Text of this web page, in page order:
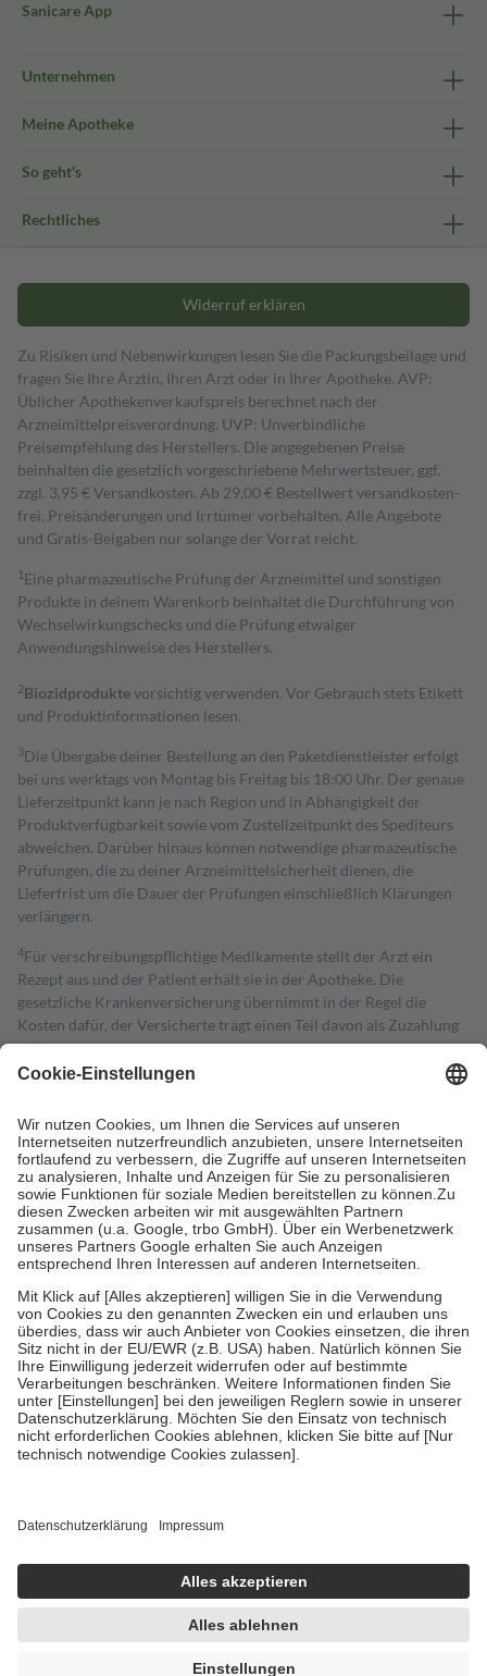
Sanicare App
Unternehmen
Meine Apotheke
So geht's
Rechtliches
Widerruf erklären
Zu Risiken und Nebenwirkungen lesen Sie die Packungsbeilage und
fragen Sie Ihre Ärztin, Ihren Arzt oder in Ihrer Apotheke. AVP:
Üblicher Apothekenverkaufspreis berechnet nach der
Arzneimittelpreisverordnung. UVP: Unverbindliche
Preisempfehlung des Herstellers. Die angegebenen Preise
beinhalten die gesetzlich vorgeschriebene Mehrwertsteuer, ggf.
zzgl. 3,95 € Versandkosten. Ab 29,00 € Bestell­wert versand­kosten­
frei. Preisänderungen und Irrtümer vorbehalten. Alle Angebote
und Gratis-Beigaben nur solange der Vorrat reicht.
1 Eine pharmazeutische Prüfung der Arzneimittel und sonstigen
Produkte in deinem Warenkorb beinhaltet die Durchführung von
Wechselwirkungschecks und die Prüfung etwaiger
Anwendungshinweise des Herstellers.
2Biozidproduktevorsichtig verwenden. Vor Gebrauch stets Etikett
und Produktinformationen lesen.
3Die Übergabe deiner Bestellung an den Paketdienstleister erfolgt
bei uns werktags von Montag bis Freitag bis 18:00 Uhr. Der genaue
Lieferzeitpunkt kann je nach Region und in Abhängigkeit der
Produktverfügbarkeit sowie vom Zustellzeitpunkt des Spediteurs
abweichen. Darüber hinaus können notwendige pharmazeutische
Prüfungen, die zu deiner Arzneimittelsicherheit dienen, die
Lieferfrist um die Dauer der Prüfungen einschließlich Klärungen
verlängern.
4Für verschreibungspflichtige Medikamente stellt der Arzt ein
Rezept aus und der Patient erhält sie in der Apotheke. Die
gesetzliche Krankenversicherung übernimmt in der Regel die
Kosten dafür, der Versicherte trägt einen Teil davon als Zuzahlung
mit.
Grundsätzlich leisten Mitglieder Zuzahlungen in Höhe von zehn
höchstens zehn Euro.
Es sind jedoch nie mehr als die tatsächlichen
Kosten der Leistung zu entrichten.
Diese Regeln gelten grundsätzlich auch für Online-Apotheken.
Bei Heilmitteln und häuslicher Krankenpflege beträgt die
Zuzahlung zehn Prozent der Kosten sowie zehn Euro je
Verordnung.
Um das Engagement der Versicherten für ihre eigene Gesundheit zu
stärken und die besondere Stellung der Familie zu unterstützen,
fallenkeine Zuzahlungenan bei:
• Kindern und Jugendlichen bis zum vollendeten 18. Lebensjahr
mit Ausnahme der Fahrkosten
• Untersuchungen zur Vorsorge und Früherkennung, die von der
GKV getragen werden
• empfohlenen Schutzimpfungen
• Harn- und Blutteststreifen
getroffen, um sicherzustellen, dass es sich um echte Bewertungen
https://help.etrusted.com/hc/de/articles/4419944605341
Einige Bilder und Inhalte wurden unter Zuhilfenahme künstlicher